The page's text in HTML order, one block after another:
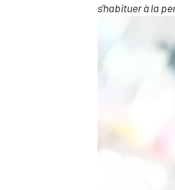
s'habituer à la